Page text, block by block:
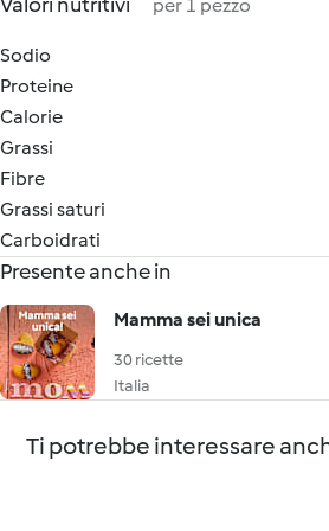
per 1 pezzo
Sodio
Proteine
Calorie
Grassi
Fibre
Grassi saturi
Carboidrati
Presente anche in
Mamma sei unica
30 ricette
Italia
Ti potrebbe interessare